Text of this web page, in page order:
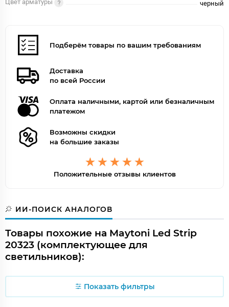
Цвет арматуры
черный
Подберём товары по вашим требованиям
Доставка
по всей России
Оплата наличными, картой или безналичным
платежом
Возможны скидки
на большие заказы
Положительные отзывы клиентов
ИИ-ПОИСК АНАЛОГОВ
Товары похожие на Maytoni Led Strip
20323 (комплектующее для
светильников):
Показать фильтры